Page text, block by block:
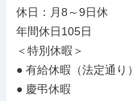
休日：月8～9日休
年間休日105日
＜特別休暇＞
● 有給休暇（法定通り）
● 慶弔休暇